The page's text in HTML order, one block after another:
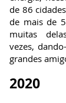
de 86
de mais de
muitas
vezes,
grandes
2020